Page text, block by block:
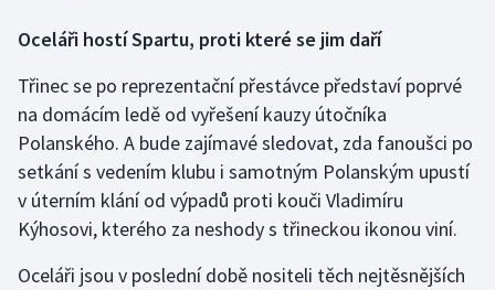
Sportovní střelba
Stolní tenis
Triatlon
Veslování
Oceláři hostí Spartu, proti které se jim daří
Třinec se po reprezentační přestávce představí poprvé
na domácím ledě od vyřešení kauzy útočníka
Polanského. A bude zajímavé sledovat, zda fanoušci po
setkání s vedením klubu i samotným Polanským upustí
v úterním klání od výpadů proti kouči Vladimíru
Kýhosovi, kterého za neshody s třineckou ikonou viní.
Oceláři jsou v poslední době nositeli těch nejtěsnějších